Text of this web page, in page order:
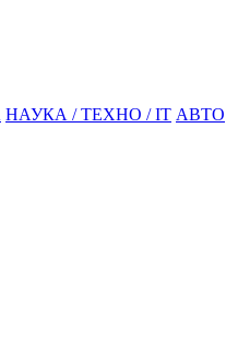
НАУКА / ТЕХНО / IT АВТО